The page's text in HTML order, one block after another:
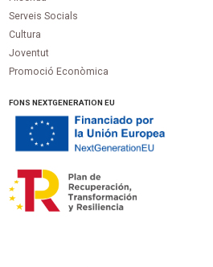
Serveis Socials
Cultura
Joventut
Promoció Econòmica
FONS NEXTGENERATION EU